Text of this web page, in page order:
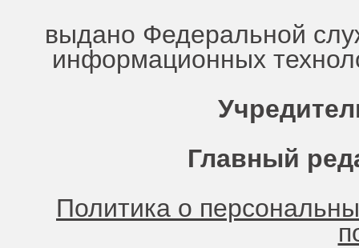
выдано Федеральной
информационных
Главный
Политика о